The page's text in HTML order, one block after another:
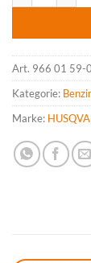
Art. 966 01 59-
Kategorie:
Marke: